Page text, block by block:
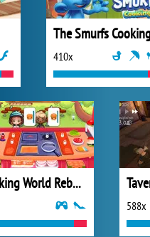
The Smurfs
410x
Cooking World Reborn
588x